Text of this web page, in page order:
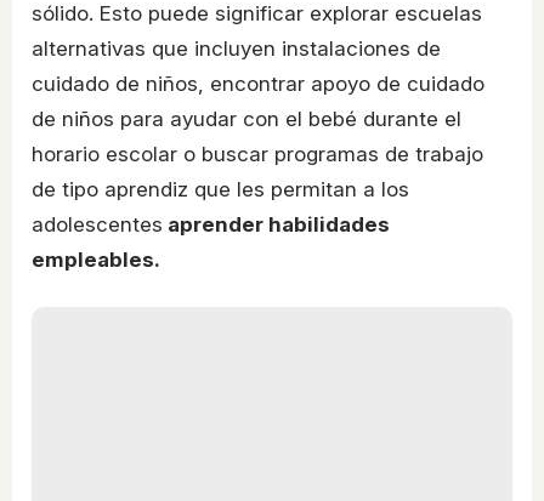
sólido. Esto puede significar explorar escuelas
alternativas que incluyen instalaciones de
cuidado de niños, encontrar apoyo de cuidado
de niños para ayudar con el bebé durante el
horario escolar o buscar programas de trabajo
de tipo aprendiz que les permitan a los
adolescentes aprender habilidades
empleables.